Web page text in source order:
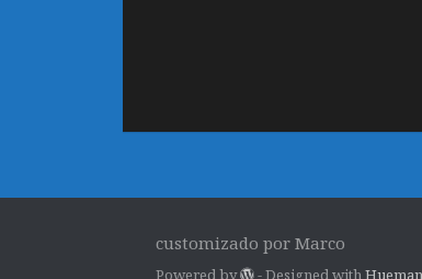
customizado por Marco
Powered by - Designed with